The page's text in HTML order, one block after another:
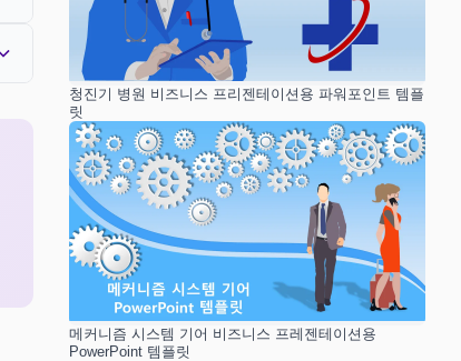
청진기 병원 비즈니스 프리젠테이션용 파워포인트 템플
릿
메커니즘 시스템 기어 비즈니스 프레젠테이션용
PowerPoint 템플릿